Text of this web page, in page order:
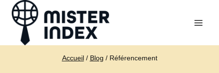
Aller
contenu
Accueil / Blog / Référencement